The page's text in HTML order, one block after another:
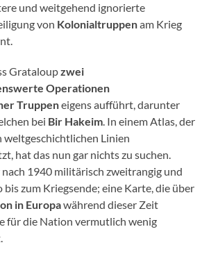
und weitgehend ignorierte
von Kolonialtruppenam Krieg
Grataloupzwei
Operationen
Truppeneigens aufführt, darunter
bei Bir Hakeim. In einem Atlas, der
weltgeschichtlichen Linien
hat das nun gar nichts zu suchen.
1940 militärisch zweitrangig und
bis zum Kriegsende; eine Karte, die über
in Europawährend dieser Zeit
für die Nation vermutlich wenig